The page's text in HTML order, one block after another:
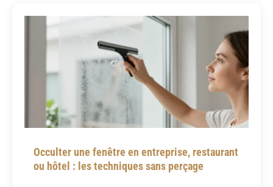
Occulter une fenêtre en entreprise, restaurant
ou hôtel : les techniques sans perçage